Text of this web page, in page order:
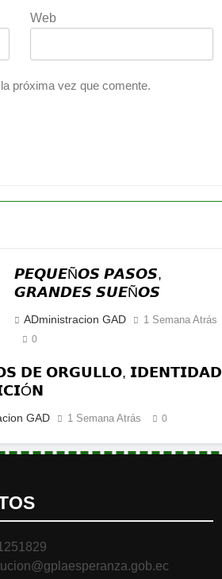
Web
próxima vez que comente.
𝙋𝙀𝙌𝙐𝙀Ñ𝙊𝙎 𝙋𝘼𝙎𝙊𝙎,
𝙂𝙍𝘼𝙉𝘿𝙀𝙎 𝙎𝙐𝙀Ñ𝙊𝙎
ADministracion GAD 1 Semana Atrás
0
𝗗𝗘 𝗢𝗥𝗚𝗨𝗟𝗟𝗢, 𝗜𝗗𝗘𝗡𝗧𝗜𝗗𝗔𝗗
GAD 1 Semana Atrás 0